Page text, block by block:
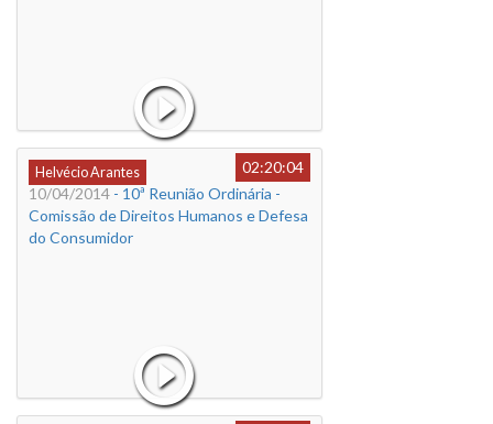
Helvécio Arantes
02:20:04
10/04/2014 - 10ª Reunião Ordinária -
Comissão de Direitos Humanos e Defesa
do Consumidor